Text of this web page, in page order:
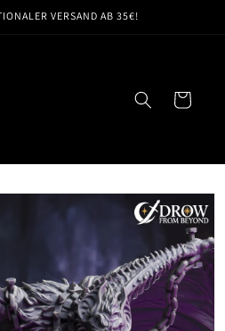
VERSAND AB 35€!
Warenkorb